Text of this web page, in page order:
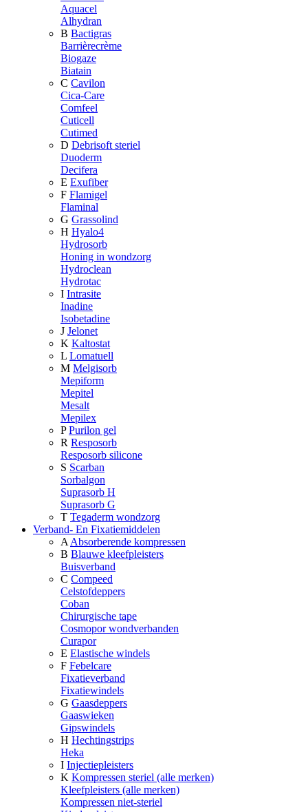
Aquacel
Alhydran
B Bactigras
Barrièrecrème
Biogaze
Biatain
C Cavilon
Cica-Care
Comfeel
Cuticell
Cutimed
D Debrisoft steriel
Duoderm
Decifera
E Exufiber
F Flamigel
Flaminal
G Grassolind
H Hyalo4
Hydrosorb
Honing in wondzorg
Hydroclean
Hydrotac
I Intrasite
Inadine
Isobetadine
J Jelonet
K Kaltostat
L Lomatuell
M Melgisorb
Mepiform
Mepitel
Mesalt
Mepilex
P Purilon gel
R Resposorb
Resposorb silicone
S Scarban
Sorbalgon
Suprasorb H
Suprasorb G
T Tegaderm wondzorg
Verband- En Fixatiemiddelen
A Absorberende kompressen
B Blauwe kleefpleisters
Buisverband
C Compeed
Celstofdeppers
Coban
Chirurgische tape
Cosmopor wondverbanden
Curapor
E Elastische windels
F Febelcare
Fixatieverband
Fixatiewindels
G Gaasdeppers
Gaaswieken
Gipswindels
H Hechtingstrips
Heka
I Injectiepleisters
K Kompressen steriel (alle merken)
Kleefpleisters (alle merken)
Kompressen niet-steriel